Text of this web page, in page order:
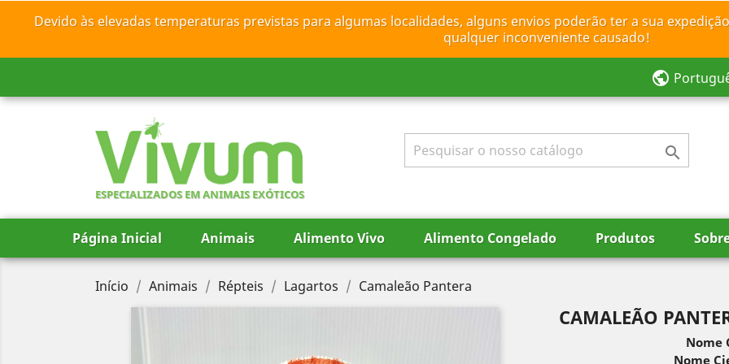
Devido às elevadas temperaturas previstas para algumas localidades, alguns envios poderão ter a sua
qualquer inconveniente causado!
public
ESPECIALIZADOS EM ANIMAIS EXÓTICOS

Página Inicial Animais Alimento Vivo Alimento Congelado Produtos
Início Animais Répteis Lagartos Camaleão Pantera
CAMALEÃO
Nome
Nome